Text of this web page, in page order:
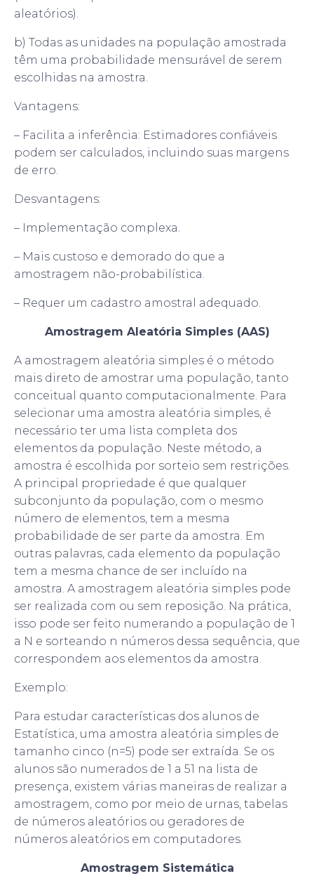
aleatórios).
b) Todas as unidades na população amostrada
têm uma probabilidade mensurável de serem
escolhidas na amostra.
Vantagens:
– Facilita a inferência: Estimadores confiáveis
podem ser calculados, incluindo suas margens
de erro.
Desvantagens:
– Implementação complexa.
– Mais custoso e demorado do que a
amostragem não-probabilística.
– Requer um cadastro amostral adequado.
Amostragem Aleatória Simples (AAS)
A amostragem aleatória simples é o método
mais direto de amostrar uma população, tanto
conceitual quanto computacionalmente. Para
selecionar uma amostra aleatória simples, é
necessário ter uma lista completa dos
elementos da população. Neste método, a
amostra é escolhida por sorteio sem restrições.
A principal propriedade é que qualquer
subconjunto da população, com o mesmo
número de elementos, tem a mesma
probabilidade de ser parte da amostra. Em
outras palavras, cada elemento da população
tem a mesma chance de ser incluído na
amostra. A amostragem aleatória simples pode
ser realizada com ou sem reposição. Na prática,
isso pode ser feito numerando a população de 1
a N e sorteando n números dessa sequência, que
correspondem aos elementos da amostra.
Exemplo:
Para estudar características dos alunos de
Estatística, uma amostra aleatória simples de
tamanho cinco (n=5) pode ser extraída. Se os
alunos são numerados de 1 a 51 na lista de
presença, existem várias maneiras de realizar a
amostragem, como por meio de urnas, tabelas
de números aleatórios ou geradores de
números aleatórios em computadores.
Amostragem Sistemática